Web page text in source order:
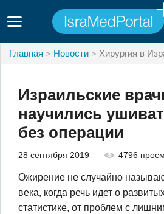
Главная Новости Хирургия в
Израильские
научились
без операции
28 сентября 2019 4796
Ожирение не случайно
века, когда речь идет о
статистике, от проблем с